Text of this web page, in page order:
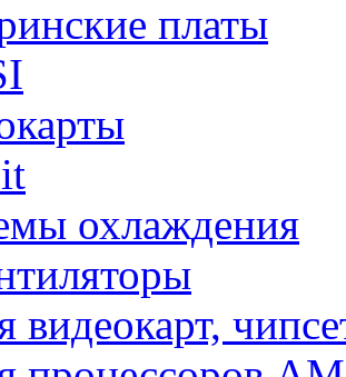
платы
охлаждения
видеокарт,